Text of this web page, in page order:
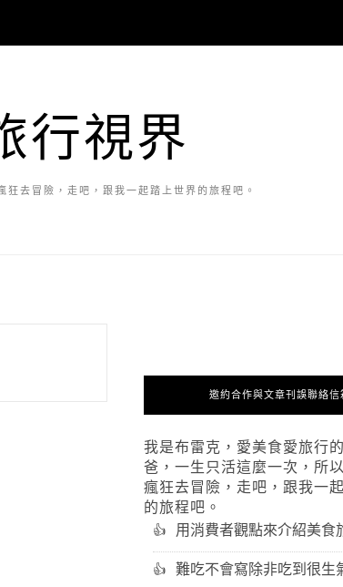
行視界
去冒險，走吧，跟我一起踏上世界的旅程吧。
邀約合作與文章刊誤聯絡信
我是布雷克，愛美食愛旅行
爸，一生只活這麼一次，所
瘋狂去冒險，走吧，跟我一
的旅程吧。
用消費者觀點來介紹美食
難吃不會寫除非吃到很生